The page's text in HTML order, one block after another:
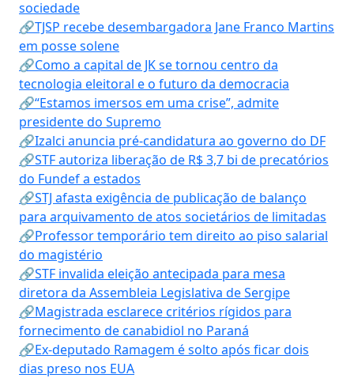
sociedade
🔗TJSP recebe desembargadora Jane Franco Martins
em posse solene
🔗Como a capital de JK se tornou centro da
tecnologia eleitoral e o futuro da democracia
🔗“Estamos imersos em uma crise”, admite
presidente do Supremo
🔗Izalci anuncia pré-candidatura ao governo do DF
🔗STF autoriza liberação de R$ 3,7 bi de precatórios
do Fundef a estados
🔗STJ afasta exigência de publicação de balanço
para arquivamento de atos societários de limitadas
🔗Professor temporário tem direito ao piso salarial
do magistério
🔗STF invalida eleição antecipada para mesa
diretora da Assembleia Legislativa de Sergipe
🔗Magistrada esclarece critérios rígidos para
fornecimento de canabidiol no Paraná
🔗Ex-deputado Ramagem é solto após ficar dois
dias preso nos EUA